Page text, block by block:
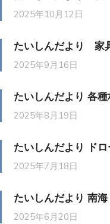
2025年10月12日
たいしんだより 家
2025年9月16日
たいしんだより 各
2025年8月19日
たいしんだより ド
2025年7月18日
たいしんだより 南
2025年6月20日